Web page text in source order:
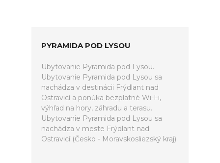
PYRAMIDA POD LYSOU
Ubytovanie Pyramida pod Lysou.
Ubytovanie Pyramida pod Lysou sa
nachádza v destinácii Frýdlant nad
Ostravicí a ponúka bezplatné Wi-Fi,
výhľad na hory, záhradu a terasu.
Ubytovanie Pyramida pod Lysou sa
nachádza v meste Frýdlant nad
Ostravicí (Česko - Moravskosliezský kraj).